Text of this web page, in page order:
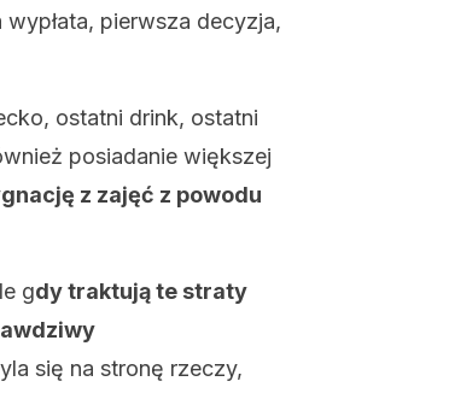
pierwsza decyzja,
ostatni drink, ostatni
posiadanie większej
z zajęć z powodu
gdy traktują te straty
się na stronę rzeczy,